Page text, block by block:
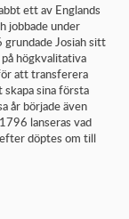
ett av Englands
jobbade under
grundade Josiah sitt
högkvalitativa
att transferera
sina första
år började även
lanseras vad
döptes om till